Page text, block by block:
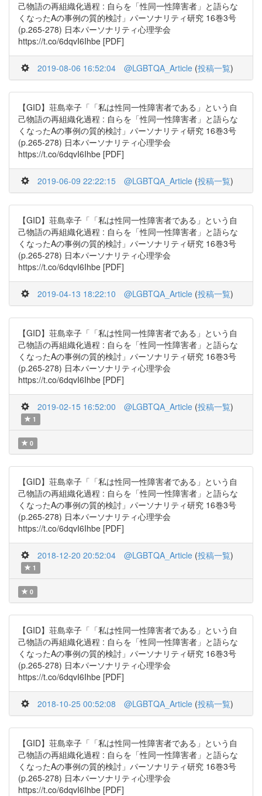
己物語の再組織化過程 : 自らを「性同一性障害者」と語らな
くなったAの事例の質的検討」パーソナリティ研究 16巻3号
(p.265-278) 日本パーソナリティ心理学会
https://t.co/6dqvI6Ihbe [PDF]
2019-08-06 16:52:04 @LGBTQA_Article (投稿一覧)
【GID】荘島幸子「「私は性同一性障害者である」という自
己物語の再組織化過程 : 自らを「性同一性障害者」と語らな
くなったAの事例の質的検討」パーソナリティ研究 16巻3号
(p.265-278) 日本パーソナリティ心理学会
https://t.co/6dqvI6Ihbe [PDF]
2019-06-09 22:22:15 @LGBTQA_Article (投稿一覧)
【GID】荘島幸子「「私は性同一性障害者である」という自
己物語の再組織化過程 : 自らを「性同一性障害者」と語らな
くなったAの事例の質的検討」パーソナリティ研究 16巻3号
(p.265-278) 日本パーソナリティ心理学会
https://t.co/6dqvI6Ihbe [PDF]
2019-04-13 18:22:10 @LGBTQA_Article (投稿一覧)
【GID】荘島幸子「「私は性同一性障害者である」という自
己物語の再組織化過程 : 自らを「性同一性障害者」と語らな
くなったAの事例の質的検討」パーソナリティ研究 16巻3号
(p.265-278) 日本パーソナリティ心理学会
https://t.co/6dqvI6Ihbe [PDF]
2019-02-15 16:52:00 @LGBTQA_Article (投稿一覧)
1
0
【GID】荘島幸子「「私は性同一性障害者である」という自
己物語の再組織化過程 : 自らを「性同一性障害者」と語らな
くなったAの事例の質的検討」パーソナリティ研究 16巻3号
(p.265-278) 日本パーソナリティ心理学会
https://t.co/6dqvI6Ihbe [PDF]
2018-12-20 20:52:04 @LGBTQA_Article (投稿一覧)
1
0
【GID】荘島幸子「「私は性同一性障害者である」という自
己物語の再組織化過程 : 自らを「性同一性障害者」と語らな
くなったAの事例の質的検討」パーソナリティ研究 16巻3号
(p.265-278) 日本パーソナリティ心理学会
https://t.co/6dqvI6Ihbe [PDF]
2018-10-25 00:52:08 @LGBTQA_Article (投稿一覧)
【GID】荘島幸子「「私は性同一性障害者である」という自
己物語の再組織化過程 : 自らを「性同一性障害者」と語らな
くなったAの事例の質的検討」パーソナリティ研究 16巻3号
(p.265-278) 日本パーソナリティ心理学会
https://t.co/6dqvI6Ihbe [PDF]